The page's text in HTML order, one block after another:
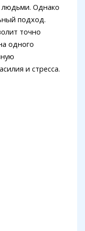
людьми. Однако
подход.
точно
одного
и стресса.